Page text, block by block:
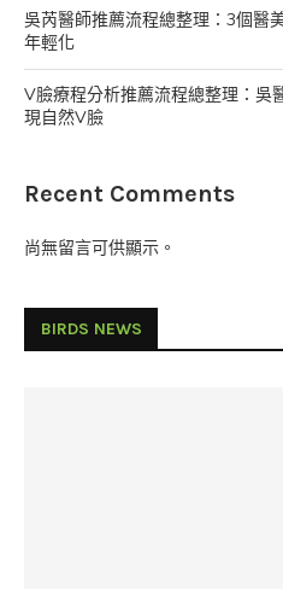
吳芮醫師推薦流程總整理：3個醫
年輕化
V臉療程分析推薦流程總整理：吳
現自然V臉
Recent Comments
尚無留言可供顯示。
BIRDS NEWS